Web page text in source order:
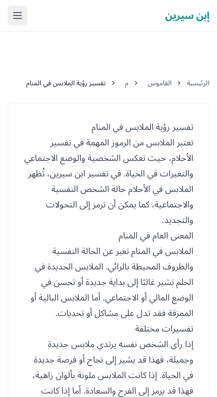
إبن سيرين فتح
الرئيسية القاموس م تفسير رؤية الملابس في المنام
تفسير رؤية الملابس في المنام
تعتبر الملابس من الرموز المهمة في تفسير
الأحلام، حيث تعكس الشخصية والوضع الاجتماعي
والتغيرات في الحياة. في تفسير ابن سيرين، تُظهر
الملابس في الأحلام حالة الشخص النفسية
والاجتماعية، كما يمكن أن ترمز إلى التحولات
والتجديد.
المعنى العام في المنام
الملابس في المنام تعبر عن الحالة النفسية
والظروف المحيطة بالرائي. الملابس الجديدة في
الحلم تشير غالبًا إلى بداية جديدة أو تحسن في
الوضع المالي أو الاجتماعي. أما الملابس البالية أو
الممزقة فقد تدل على مشاكل أو تحديات.
تفسيرات مختلفة
إذا رأى الشخص نفسه يرتدي ملابس جديدة
وجميلة، فهذا قد يشير إلى نجاح أو فرصة جديدة
في الحياة. إذا كانت الملابس ملونة بألوان زاهية،
فهذا قد يرمز إلى الفرح والسعادة. أما إذا كانت